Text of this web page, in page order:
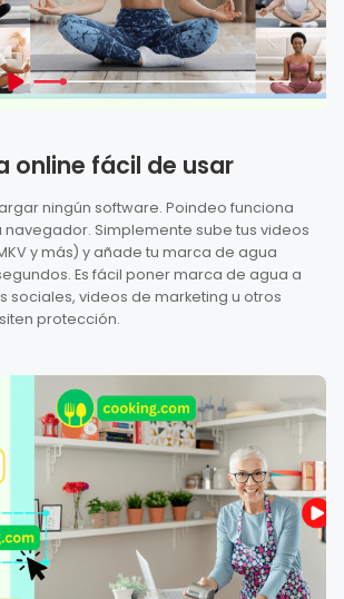
online fácil de usar
ningún software. Poindeo funciona
Simplemente sube tus videos
MKV y más) y añade tu marca de agua
Es fácil poner marca de agua a
sociales, videos de marketing u otros
protección.